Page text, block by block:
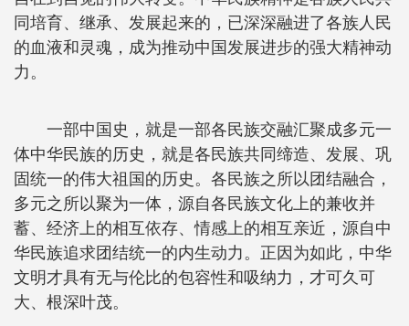
同培育、继承、发展起来的，已深深融进了各族人民
的血液和灵魂，成为推动中国发展进步的强大精神动
力。
一部中国史，就是一部各民族交融汇聚成多元一
体中华民族的历史，就是各民族共同缔造、发展、巩
固统一的伟大祖国的历史。各民族之所以团结融合，
多元之所以聚为一体，源自各民族文化上的兼收并
蓄、经济上的相互依存、情感上的相互亲近，源自中
华民族追求团结统一的内生动力。正因为如此，中华
文明才具有无与伦比的包容性和吸纳力，才可久可
大、根深叶茂。